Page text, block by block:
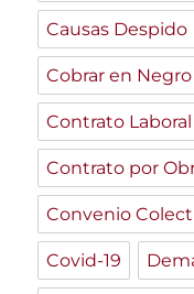
Causas Despido
Cobrar en Negro
Contrato Laboral
Contrato por
Convenio
Covid-19